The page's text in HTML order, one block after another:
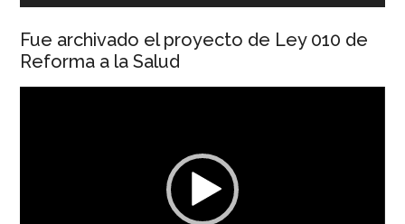
Fue archivado el proyecto de Ley 010 de
Reforma a la Salud